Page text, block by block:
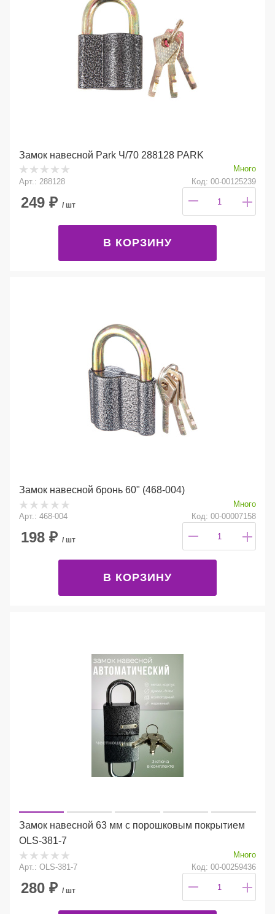
Замок навесной Park Ч/70 288128 PARK
Много
Арт.: 288128
Код: 00-00125239
249 ₽ / шт
В КОРЗИНУ
Замок навесной бронь 60" (468-004)
Много
Арт.: 468-004
Код: 00-00007158
198 ₽ / шт
В КОРЗИНУ
Замок навесной 63 мм с порошковым покрытием
OLS-381-7
Много
Арт.: OLS-381-7
Код: 00-00259436
280 ₽ / шт